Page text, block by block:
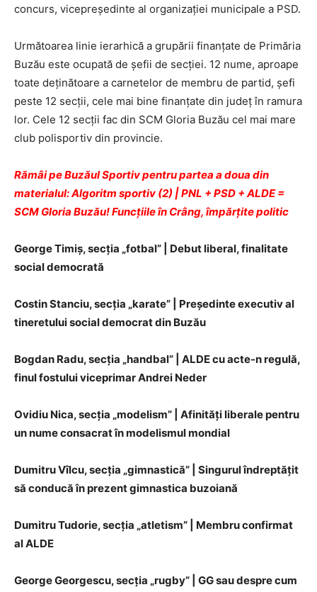
concurs, vicepreşedinte al organizaţiei municipale a PSD.
Următoarea linie ierarhică a grupării finanţate de Primăria
Buzău este ocupată de şefii de secţiei. 12 nume, aproape
toate deţinătoare a carnetelor de membru de partid, şefi
peste 12 secţii, cele mai bine finanţate din judeţ în ramura
lor. Cele 12 secţii fac din SCM Gloria Buzău cel mai mare
club polisportiv din provincie.
Rămâi pe Buzăul Sportiv pentru partea a doua din
materialul: Algoritm sportiv (2) | PNL + PSD + ALDE =
SCM Gloria Buzău! Funcţiile în Crâng, împărţite politic
George Timiş, secţia „fotbal” | Debut liberal, finalitate
social democrată
Costin Stanciu, secţia „karate” | Preşedinte executiv al
tineretului social democrat din Buzău
Bogdan Radu, secţia „handbal” | ALDE cu acte-n regulă,
finul fostului viceprimar Andrei Neder
Ovidiu Nica, secţia „modelism” | Afinităţi liberale pentru
un nume consacrat în modelismul mondial
Dumitru Vîlcu, secţia „gimnastică” | Singurul îndreptăţit
să conducă în prezent gimnastica buzoiană
Dumitru Tudorie, secţia „atletism” | Membru confirmat
al ALDE
George Georgescu, secţia „rugby” | GG sau despre cum